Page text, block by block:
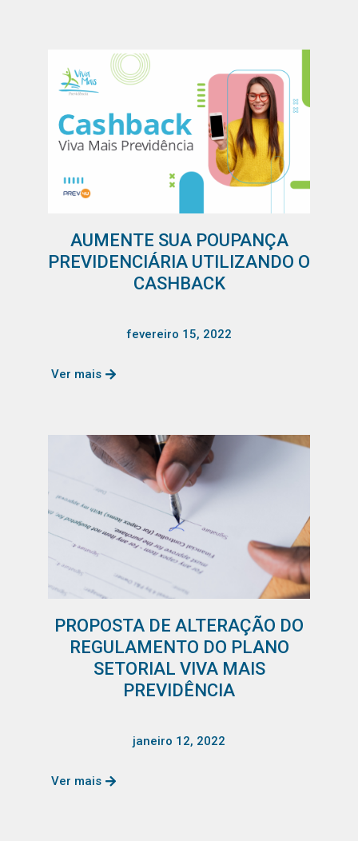
AUMENTE SUA POUPANÇA
PREVIDENCIÁRIA UTILIZANDO O
CASHBACK
fevereiro 15, 2022
Ver mais
PROPOSTA DE ALTERAÇÃO DO
REGULAMENTO DO PLANO
SETORIAL VIVA MAIS
PREVIDÊNCIA
janeiro 12, 2022
Ver mais